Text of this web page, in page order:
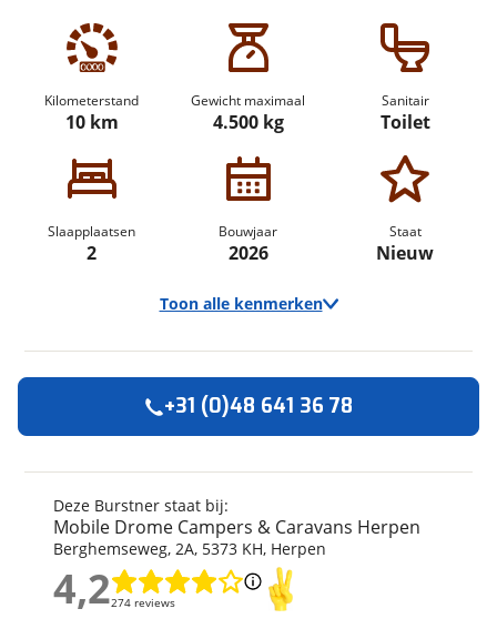
Kilometerstand
10 km
Gewicht maximaal
4.500 kg
Sanitair
Toilet
Slaapplaatsen
2
Bouwjaar
2026
Staat
Nieuw
Toon alle kenmerken
Merk
Burstner
Automerk camper
Model
Signature
Uitvoering
SFT 7.0
Kilometerstand
10 km
2026
Deze Burstner staat bij:
Mobile Drome Campers & Caravans Herpen
Berghemseweg, 2A, 5373 KH, Herpen
4,2274 reviews
4,2
+31 (0)48 641 36 78